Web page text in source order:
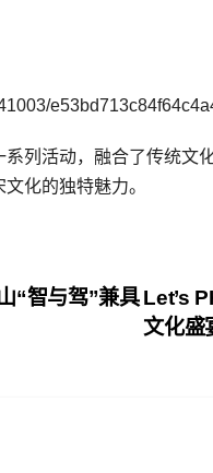
列活动，融合了传统文
化的独特魅力。
Let’s
文化盛
“智与驾”兼具